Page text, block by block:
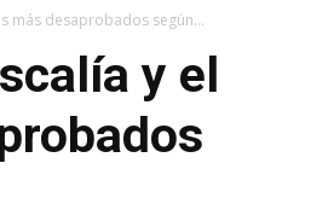
más desaprobados según...
y el